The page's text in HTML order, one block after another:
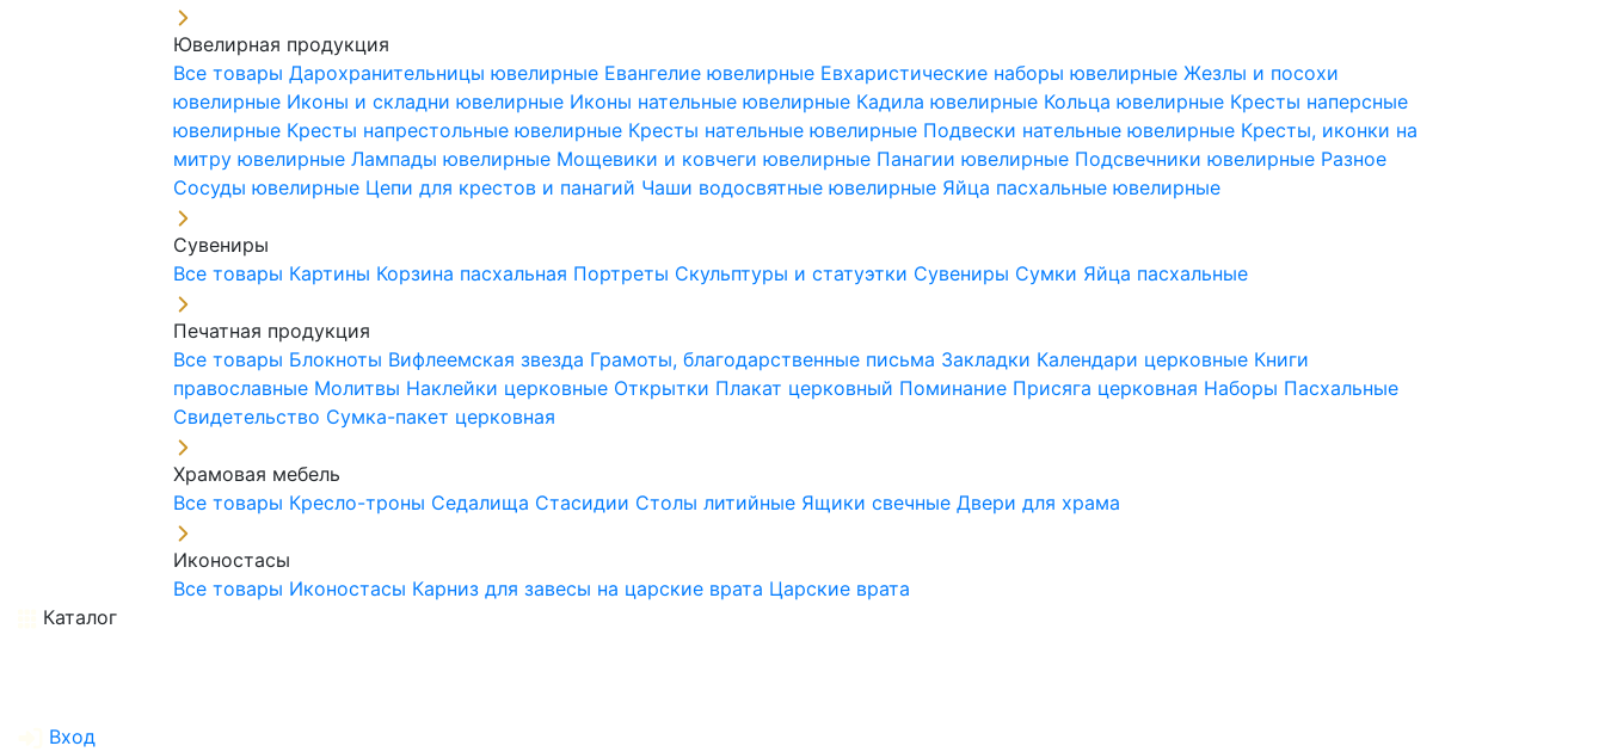
Ювелирная продукция
Все товарыДарохранительницы ювелирные Евангелие ювелирные Евхаристические наборы ювелирныеЖезлы и посохи
ювелирные Иконы и складни ювелирные Иконы нательные ювелирные Кадила ювелирные Кольца ювелирные Кресты наперсные
ювелирные Кресты напрестольные ювелирные Кресты нательные ювелирные Подвески нательные ювелирные Кресты, иконки на
митру ювелирныеЛампады ювелирные Мощевики и ковчеги ювелирные Панагии ювелирные Подсвечники ювелирные Разное
Сосуды ювелирные Цепи для крестов и панагий Чаши водосвятные ювелирные Яйца пасхальные ювелирные
Сувениры
Все товары Картины Корзина пасхальная Портреты Скульптуры и статуэтки Сувениры Сумки Яйца пасхальные
Печатная продукция
Все товары Блокноты Вифлеемская звезда Грамоты, благодарственные письма Закладки Календари церковные Книги
православные Молитвы Наклейки церковные Открытки Плакат церковный Поминание Присяга церковная Наборы Пасхальные
Свидетельство Сумка-пакет церковная
Храмовая мебель
Все товары Кресло-троны Седалища Стасидии Столы литийные Ящики свечныеДвери для храма
Иконостасы
Все товары Иконостасы Карниз для завесы на царские врата Царские врата
Каталог
Вход